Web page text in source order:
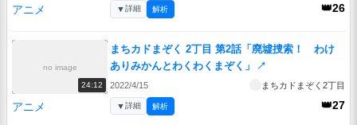
アニメ 👑26
▼詳細 解析
no image
24:12
まちカドまぞく 2丁目 第2話「廃墟捜索！ わけ
ありみかんとわくわくまぞく」
↗
2022/4/15 まちカドまぞく2丁目
アニメ 👑27
▼詳細 解析